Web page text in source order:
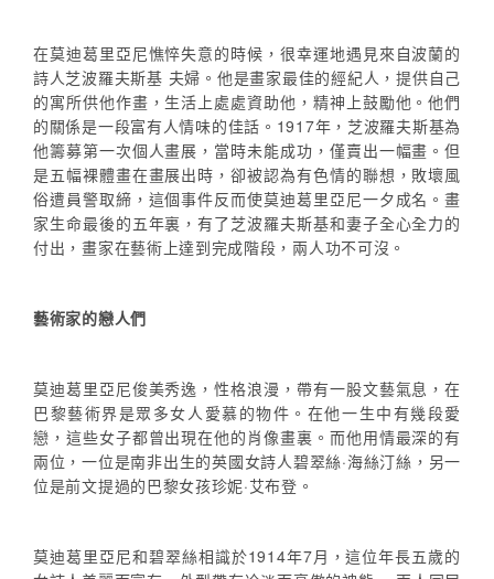
在莫迪葛里亞尼憔悴失意的時候，很幸運地遇見來自波蘭的
詩人芝波羅夫斯基 夫婦。他是畫家最佳的經紀人，提供自己
的寓所供他作畫，生活上處處資助他，精神上鼓勵他。他們
的關係是一段富有人情味的佳話。1917年，芝波羅夫斯基為
他籌募第一次個人畫展，當時未能成功，僅賣出一幅畫。但
是五幅裸體畫在畫展出時，卻被認為有色情的聯想，敗壞風
俗遭員警取締，這個事件反而使莫迪葛里亞尼一夕成名。畫
家生命最後的五年裏，有了芝波羅夫斯基和妻子全心全力的
付出，畫家在藝術上達到完成階段，兩人功不可沒。
藝術家的戀人們
莫迪葛里亞尼俊美秀逸，性格浪漫，帶有一股文藝氣息，在
巴黎藝術界是眾多女人愛慕的物件。在他一生中有幾段愛
戀，這些女子都曾出現在他的肖像畫裏。而他用情最深的有
兩位，一位是南非出生的英國女詩人碧翠絲·海絲汀絲，另一
位是前文提過的巴黎女孩珍妮·艾布登。
莫迪葛里亞尼和碧翠絲相識於1914年7月，這位年長五歲的